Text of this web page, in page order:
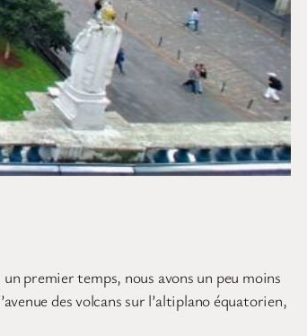
premier temps, nous avons un peu moins
des volcans sur l’altiplano équatorien,